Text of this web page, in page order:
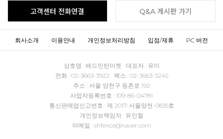
고객센터 전화연결 Q&A 게시판 가기
회사소개 이용안내 개인정보처리방침 입점/제휴 PC 버전
상호명 : 배드민턴마켓 대표자 : 유미
전화 : 02-3663-3922 팩스 : 02-3663-3245
주소 : 서울 양천구 등촌로 192
사업자등록번호 : 109-86-04781
통신판매업신고번호 : 제 2017-서울양천-0835호
개인정보책임자 : 유인철
이메일 : shfence@naver.com